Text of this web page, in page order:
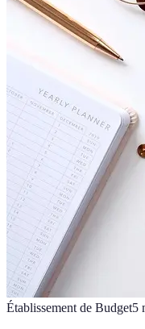
Établissement de Budget5